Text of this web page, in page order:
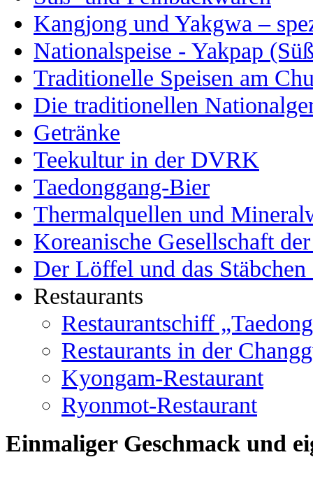
Kangjong und Yakgwa –
Nationalspeise - Yakpap
Traditionelle Speisen am
Die traditionellen
Getränke
Teekultur in der DVRK
Taedonggang-Bier
Thermalquellen und
Koreanische Gesellschaft
Der Löffel und das Stäbchen
Restaurants
Restaurantschiff
Restaurants in der
Kyongam-Restaurant
Ryonmot-Restaurant
Einmaliger Geschmack und